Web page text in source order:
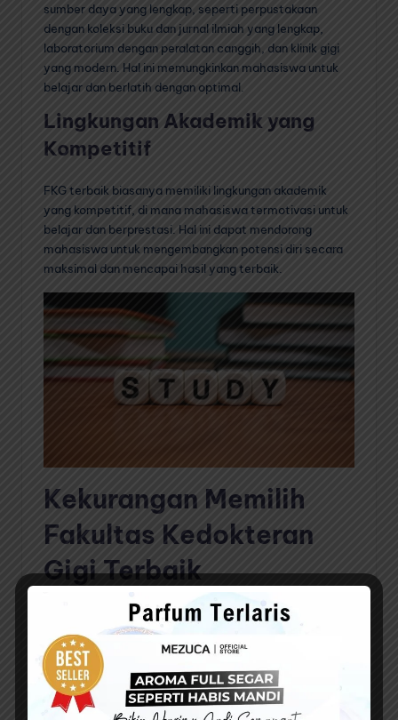
sumber daya yang lengkap, seperti perpustakaan
dengan koleksi buku dan jurnal ilmiah yang lengkap,
laboratorium dengan peralatan canggih, dan klinik gigi
yang modern. Hal ini memungkinkan mahasiswa untuk
belajar dan berlatih dengan optimal.
Lingkungan Akademik yang
Kompetitif
FKG terbaik biasanya memiliki lingkungan akademik
yang kompetitif, di mana mahasiswa termotivasi untuk
belajar dan berprestasi. Hal ini dapat mendorong
mahasiswa untuk mengembangkan potensi diri secara
maksimal dan mencapai hasil yang terbaik.
Kekurangan Memilih
Fakultas Kedokteran
Gigi Terbaik
Meski menawarkan sejumlah keuntungan yang begitu
menggiurkan, tetap saja ada kekurangan yang harus
diterima. Berikut daftar kekurangan dari memilih
Fakultas Kedokteran Gigi Terbaik :
Biaya Pendidikan yang Mahal